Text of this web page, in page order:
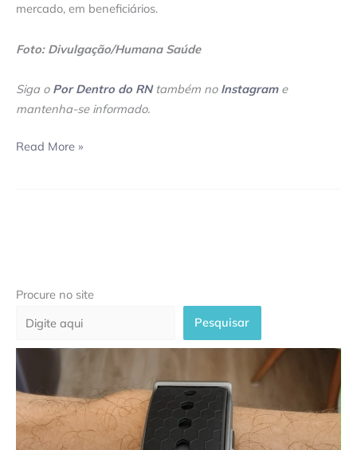
mercado, em beneficiários.
Foto: Divulgação/Humana Saúde
Siga o Por Dentro do RNtambém no Instagrame
mantenha-se informado.
Read More »
Procure no site
Pesquisar